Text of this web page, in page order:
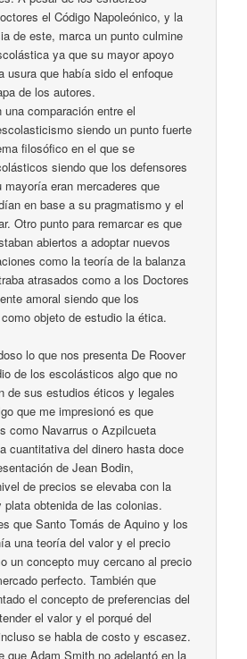
el Código Napoleónico, y la
de este, marca un punto culmine
ya que su mayor apoyo
usura que había sido el enfoque
de los autores.
comparación entre el
siendo un punto fuerte
filosófico en el que se
siendo que los defensores
eran mercaderes que
en base a su pragmatismo y el
Otro punto para remarcar es que
abiertos a adoptar nuevos
como la teoría de la balanza
atrasados como a los Doctores
amoral siendo que los
objeto de estudio la ética.
lo que nos presenta De Roover
de los escolásticos algo que no
de sus estudios éticos y legales
que me impresionó es que
como Navarrus o Azpilcueta
cuantitativa del dinero hasta doce
de Jean Bodin,
de precios se elevaba con la
plata obtenida de las colonias.
que Santo Tomás de Aquino y los
una teoría del valor y el precio
un concepto muy cercano al precio
perfecto. También que
el concepto de preferencias del
el valor y el porqué del
se habla de costo y escasez.
que Adam Smith no adelantó en la